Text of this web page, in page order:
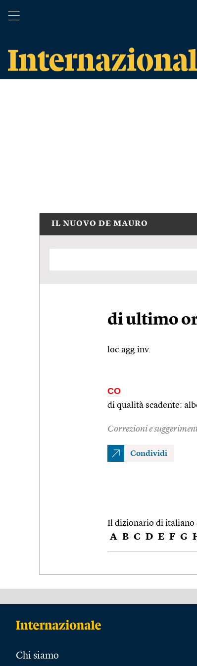
IL NUOVO DE MAURO
di ultimo
loc.agg.inv.
CO
di qualità scadente:
Correzioni e
Condividi
Il dizionario di italiano
A B C D E F G
Chi siamo